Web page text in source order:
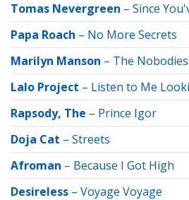
Tomas Nevergreen – Since
Papa Roach – No More Secrets
Marilyn Manson – The Nobodies
Lalo Project – Listen to Me
Rapsody, The – Prince Igor
Doja Cat – Streets
Afroman – Because I Got High
Desireless – Voyage Voyage